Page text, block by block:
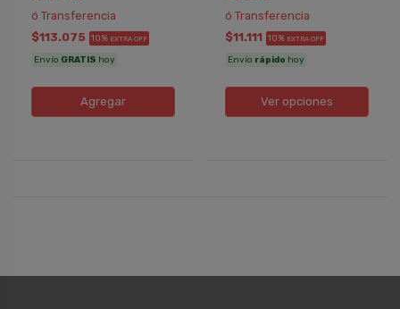
ó Transferencia
$113.075 10% EXTRA OFF
Envío GRATIS hoy
Agregar
ó Transferencia
$11.111 10% EXTRA OFF
Envío rápido hoy
Ver opciones